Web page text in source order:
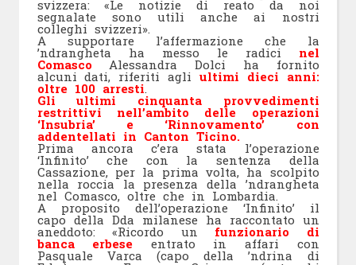
svizzera: «Le notizie di reato da noi
segnalate sono utili anche ai nostri
colleghi svizzeri».
A supportare l’affermazione che la
’ndrangheta ha messo le radici nel
Comasco Alessandra Dolci ha fornito
alcuni dati, riferiti agli ultimi dieci anni:
oltre 100 arresti
Gli ultimi cinquanta provvedimenti
restrittivi nell’ambito delle operazioni
‘Insubria’ e ‘Rinnovamento’ con
addentellati in Canton Ticino.
Prima ancora c’era stata l’operazione
‘Infinito’ che con la sentenza della
Cassazione, per la prima volta, ha scolpito
nella roccia la presenza della ’ndrangheta
nel Comasco, oltre che in Lombardia.
A proposito dell’operazione ‘Infinito’ il
capo della Dda milanese ha raccontato un
aneddoto: «Ricordo un funzionario di
banca erbese entrato in affari con
Pasquale Varca (capo della ’ndrina di